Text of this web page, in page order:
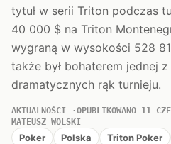
tytuł w serii Triton podczas
40 000 $ na Triton
wygraną w wysokości 528
także był bohaterem jednej
dramatycznych rąk turnieju.
AKTUALNOŚCI OPUBLIKOWANO 11
MATEUSZ WOLSKI
Poker Polska Triton Poker